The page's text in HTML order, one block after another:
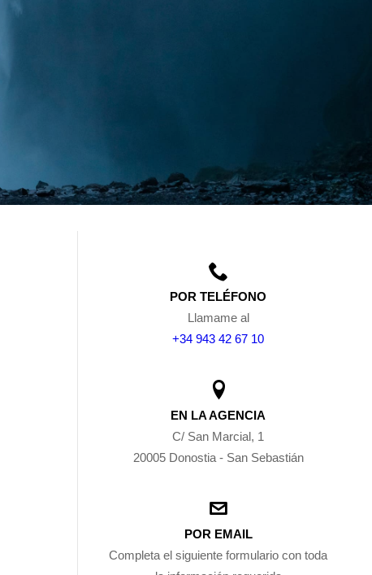
POR TELÉFONO
Llamame al
+34 943 42 67 10
EN LA AGENCIA
C/ San Marcial, 1
20005 Donostia - San Sebastián
POR EMAIL
Completa el siguiente formulario con toda